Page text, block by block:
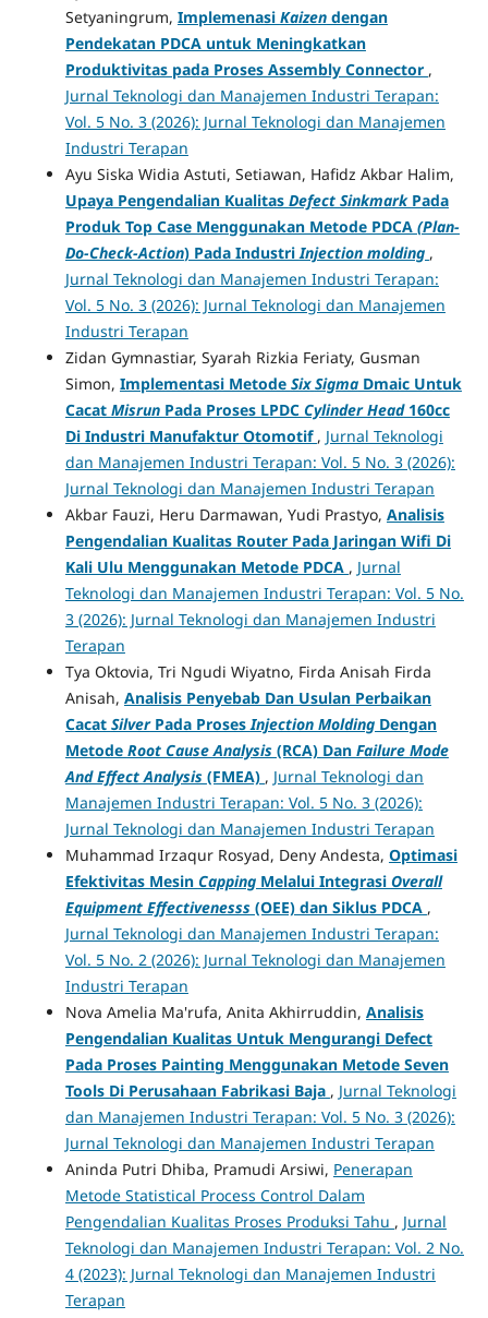
Setyaningrum, Implemenasi Kaizendengan
Pendekatan PDCA untuk Meningkatkan
Produktivitas pada Proses Assembly Connector ,
Jurnal Teknologi dan Manajemen Industri Terapan:
Vol. 5 No. 3 (2026): Jurnal Teknologi dan Manajemen
Industri Terapan
Ayu Siska Widia Astuti, Setiawan, Hafidz Akbar Halim,
Upaya Pengendalian Kualitas Defect Sinkmark Pada
Produk Top Case Menggunakan Metode PDCA (Plan-
Do-Check-Action) Pada IndustriInjection molding ,
Jurnal Teknologi dan Manajemen Industri Terapan:
Vol. 5 No. 3 (2026): Jurnal Teknologi dan Manajemen
Industri Terapan
Zidan Gymnastiar, Syarah Rizkia Feriaty, Gusman
Simon, Implementasi Metode Six SigmaDmaic Untuk
Cacat MisrunPada Proses LPDC Cylinder Head160cc
Di Industri Manufaktur Otomotif , Jurnal Teknologi
dan Manajemen Industri Terapan: Vol. 5 No. 3 (2026):
Jurnal Teknologi dan Manajemen Industri Terapan
Akbar Fauzi, Heru Darmawan, Yudi Prastyo, Analisis
Pengendalian Kualitas Router Pada Jaringan Wifi Di
Kali Ulu Menggunakan Metode PDCA , Jurnal
Teknologi dan Manajemen Industri Terapan: Vol. 5 No.
3 (2026): Jurnal Teknologi dan Manajemen Industri
Terapan
Tya Oktovia, Tri Ngudi Wiyatno, Firda Anisah Firda
Anisah, Analisis Penyebab Dan Usulan Perbaikan
Cacat SilverPada ProsesInjection MoldingDengan
Metode Root Cause Analysis (RCA) Dan Failure Mode
And Effect Analysis (FMEA) , Jurnal Teknologi dan
Manajemen Industri Terapan: Vol. 5 No. 3 (2026):
Jurnal Teknologi dan Manajemen Industri Terapan
Muhammad Irzaqur Rosyad, Deny Andesta, Optimasi
Efektivitas Mesin Capping Melalui Integrasi Overall
Equipment Effectivenesss (OEE) dan Siklus PDCA ,
Jurnal Teknologi dan Manajemen Industri Terapan:
Vol. 5 No. 2 (2026): Jurnal Teknologi dan Manajemen
Industri Terapan
Nova Amelia Ma'rufa, Anita Akhirruddin, Analisis
Pengendalian Kualitas Untuk Mengurangi Defect
Pada Proses Painting Menggunakan Metode Seven
Tools Di Perusahaan Fabrikasi Baja , Jurnal Teknologi
dan Manajemen Industri Terapan: Vol. 5 No. 3 (2026):
Jurnal Teknologi dan Manajemen Industri Terapan
Aninda Putri Dhiba, Pramudi Arsiwi, Penerapan
Metode Statistical Process Control Dalam
Pengendalian Kualitas Proses Produksi Tahu , Jurnal
Teknologi dan Manajemen Industri Terapan: Vol. 2 No.
4 (2023): Jurnal Teknologi dan Manajemen Industri
Terapan